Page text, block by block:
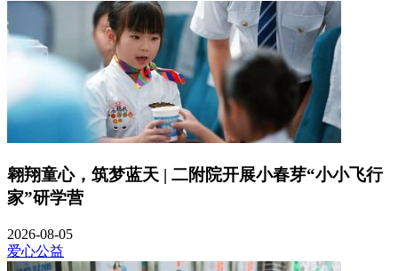
翱翔童心，筑梦蓝天 | 二附院开展小春芽“小小飞行
家”研学营
2026-08-05
爱心公益